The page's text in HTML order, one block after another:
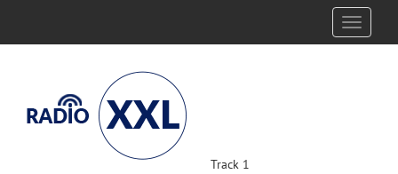
Toggle
Track 1